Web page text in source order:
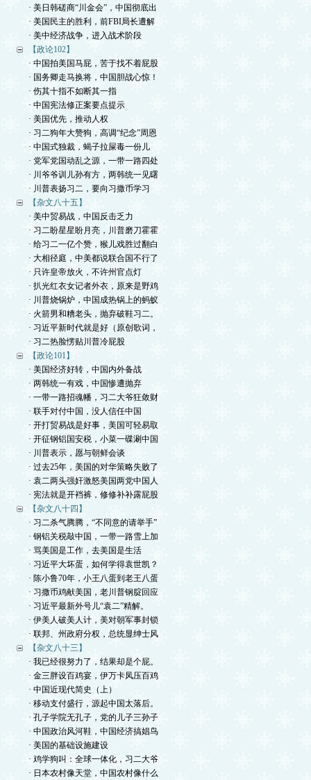
· 美日韩磋商“川金会”，中国彻底出
· 美国民主的胜利，前FBI局长遭解
· 美中经济战争，进入战术阶段
【政论102】
· 中国拍美国马屁，苦于找不着屁股
· 国务卿走马换将，中国胆战心惊！
· 伤其十指不如断其一指
· 中国宪法修正案要点提示
· 美国优先，推动人权
· 习二狗年大赞狗，高调“纪念”周恩
· 中国式独裁，蝎子拉屎毒一份儿
· 党军党国动乱之源，一带一路四处
· 川爷爷训儿孙有方，两韩统一见曙
· 川普表扬习二，要向习撒币学习
【杂文八十五】
· 美中贸易战，中国反击乏力
· 习二盼星星盼月亮，川普磨刀霍霍
· 给习二一亿个赞，猴儿戏胜过翻白
· 大相径庭，中美都说联合国不行了
· 只许皇帝放火，不许州官点灯
· 扒光红衣女记者外衣，原来是野鸡
· 川普烧锅炉，中国成热锅上的蚂蚁
· 火箭男和糟老头，抛弃破鞋习二。
· 习近平新时代就是好（原创歌词，
· 习二热脸愣贴川普冷屁股
【政论101】
· 美国经济好转，中国内外备战
· 两韩统一有戏，中国惨遭抛弃
· 一带一路招魂幡，习二大爷狂敛财
· 联手对付中国，没人信任中国
· 开打贸易战是好事，美国可轻易取
· 开征钢铝国安税，小菜一碟涮中国
· 川普表示，愿与朝鲜会谈
· 过去25年，美国的对华策略失败了
· 袁二两头强奸激怒美国两党中国人
· 宪法就是开裆裤，修修补补露屁股
【杂文八十四】
· 习二杀气腾腾，“不同意的请举手”
· 钢铝关税敲中国，一带一路雪上加
· 骂美国是工作，去美国是生活
· 习近平大坏蛋，如何学得袁世凯？
· 陈小鲁70年，小王八蛋到老王八蛋
· 习撒币鸡献美国，老川普钢腚回应
· 习近平最新外号儿“袁二”精解。
· 伊美人破美人计，美对朝军事封锁
· 联邦、州政府分权，总统显绅士风
【杂文八十三】
· 我已经很努力了，结果却是个屁。
· 金三胖设百鸡宴，伊万卡凤压百鸡
· 中国近现代简史（上）
· 移动支付盛行，源起中国太落后。
· 孔子学院无孔子，党的儿子三孙子
· 中国政治风河鞋，中国经济搞娼鸟
· 美国的基础设施建设
· 鸡学狗叫：全球一体化，习二大爷
· 日本农村像天堂，中国农村像什么